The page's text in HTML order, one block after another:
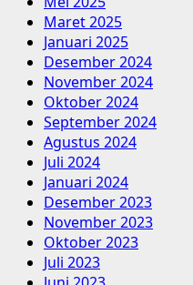
Maret 2025
Januari 2025
Desember 2024
November 2024
Oktober 2024
September 2024
Agustus 2024
Juli 2024
Januari 2024
Desember 2023
November 2023
Oktober 2023
Juli 2023